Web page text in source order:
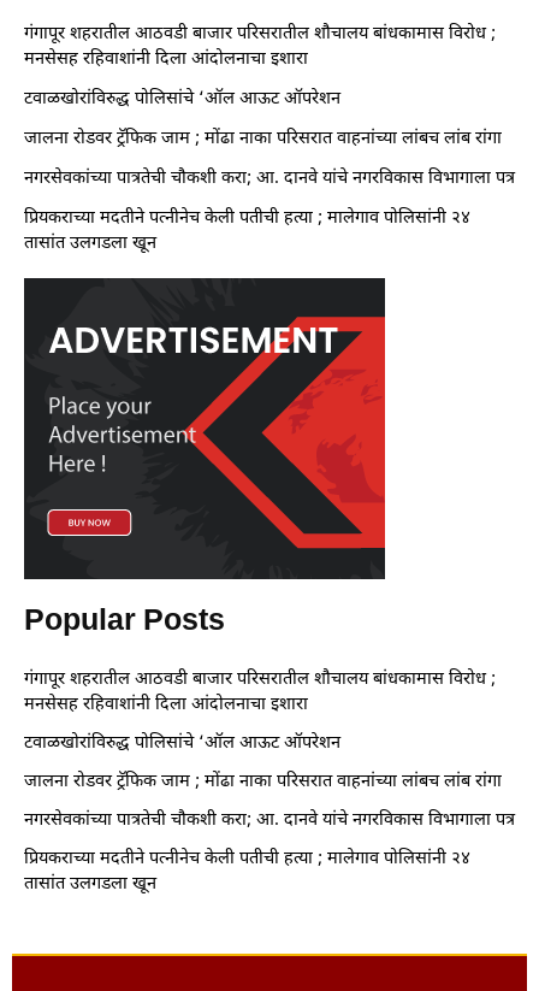
गंगापूर शहरातील आठवडी बाजार परिसरातील शौचालय बांधकामास विरोध ;
मनसेसह रहिवाशांनी दिला आंदोलनाचा इशारा
टवाळखोरांविरुद्ध पोलिसांचे ‘ऑल आऊट ऑपरेशन
जालना रोडवर ट्रॅफिक जाम ; मोंढा नाका परिसरात वाहनांच्या लांबच लांब रांगा
नगरसेवकांच्या पात्रतेची चौकशी करा; आ. दानवे यांचे नगरविकास विभागाला पत्र
प्रियकराच्या मदतीने पत्नीनेच केली पतीची हत्या ; मालेगाव पोलिसांनी २४
तासांत उलगडला खून
Popular Posts
गंगापूर शहरातील आठवडी बाजार परिसरातील शौचालय बांधकामास विरोध ;
मनसेसह रहिवाशांनी दिला आंदोलनाचा इशारा
टवाळखोरांविरुद्ध पोलिसांचे ‘ऑल आऊट ऑपरेशन
जालना रोडवर ट्रॅफिक जाम ; मोंढा नाका परिसरात वाहनांच्या लांबच लांब रांगा
नगरसेवकांच्या पात्रतेची चौकशी करा; आ. दानवे यांचे नगरविकास विभागाला पत्र
प्रियकराच्या मदतीने पत्नीनेच केली पतीची हत्या ; मालेगाव पोलिसांनी २४
तासांत उलगडला खून